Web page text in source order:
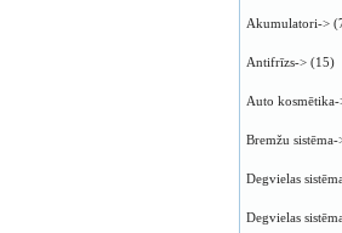
Akumulatori->
Antifrīzs-> (15)
Auto kosmētika-
Bremžu sistēma-
Degvielas
Degvielas